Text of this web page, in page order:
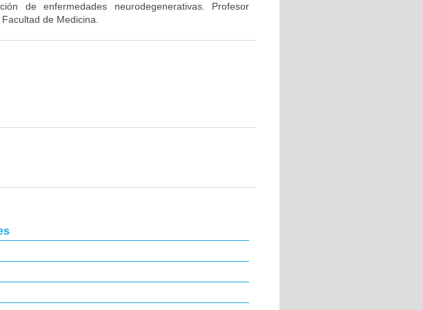
de enfermedades neurodegenerativas. Profesor
de Medicina.